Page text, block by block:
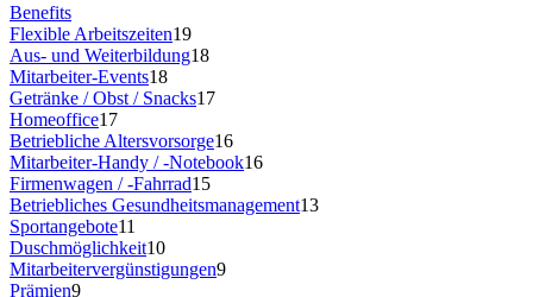
Benefits
Flexible Arbeitszeiten19
Aus- und Weiterbildung18
Mitarbeiter-Events18
Getränke / Obst / Snacks17
Homeoffice17
Betriebliche Altersvorsorge16
Mitarbeiter-Handy / -Notebook16
Firmenwagen / -Fahrrad15
Betriebliches Gesundheitsmanagement13
Sportangebote11
Duschmöglichkeit10
Mitarbeitervergünstigungen9
Prämien9